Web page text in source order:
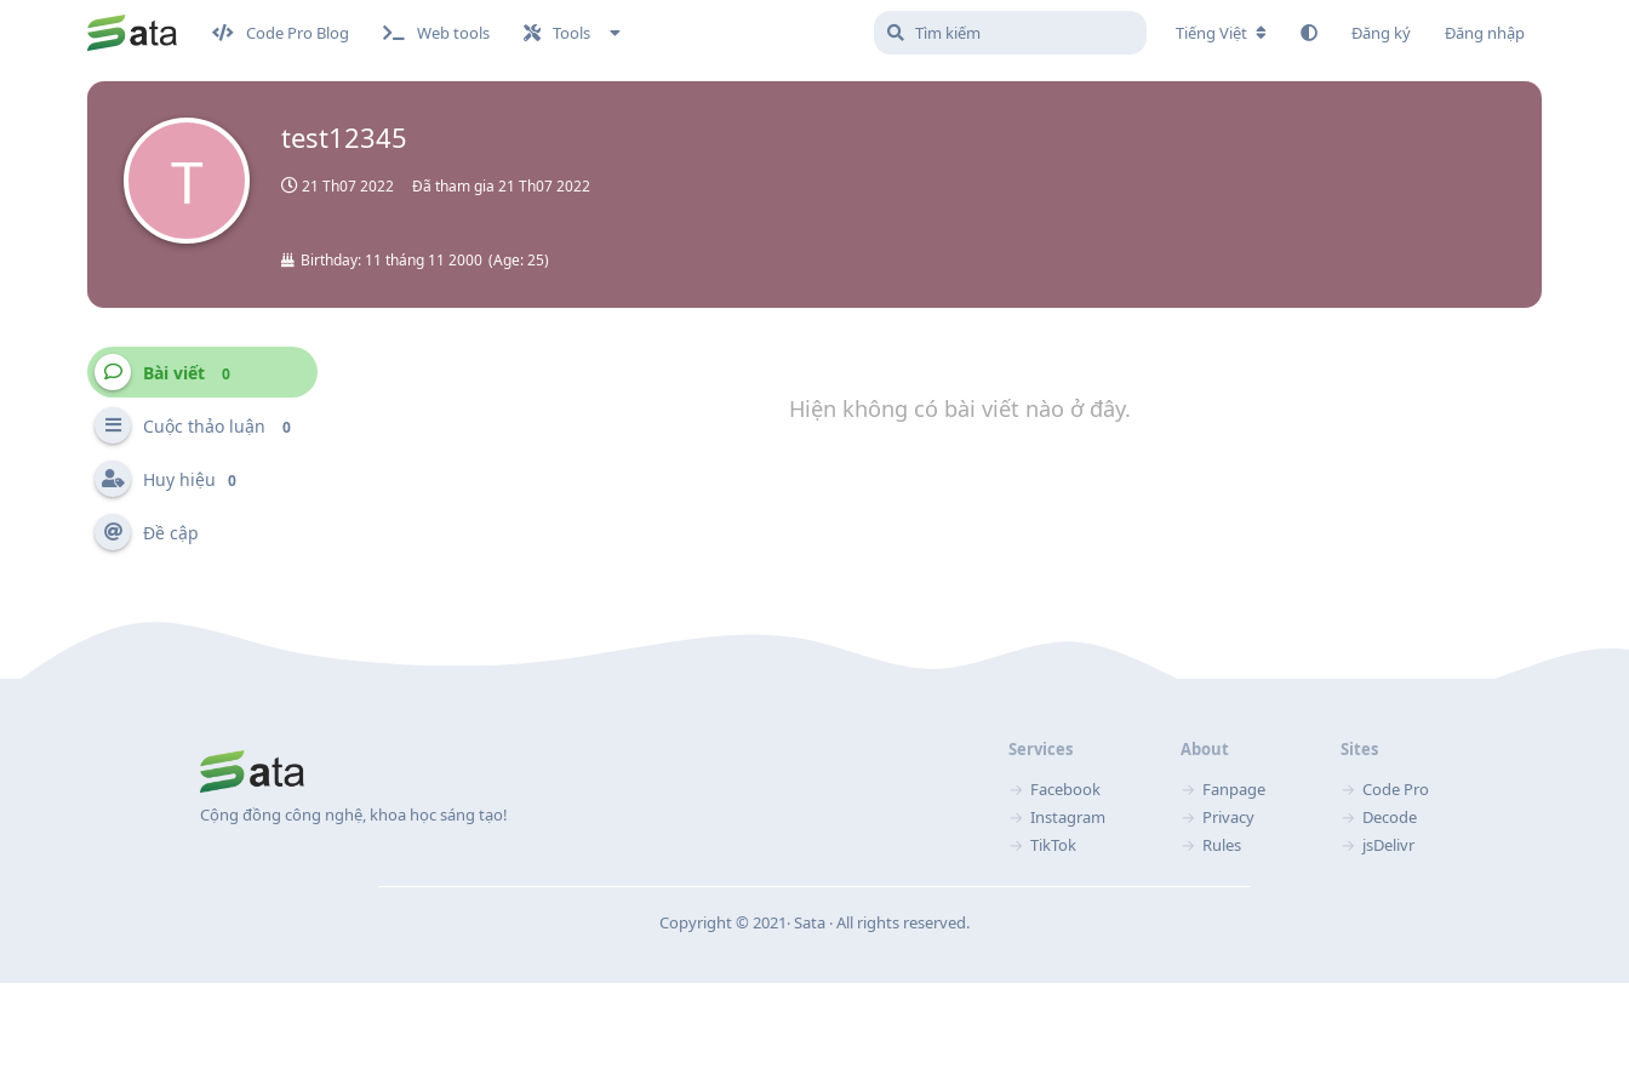
Code Pro Blog Web tools Tools Tiếng Việt Đăng ký Đăng nhập
T
test12345
21 Th07 2022 Đã tham gia 21 Th07 2022
Birthday: 11 tháng 11 2000 (Age:25)
Bài viết 0
Cuộc thảo luận 0
Huy hiệu 0
Đề cập
Hiện không có bài viết nào ở đây.
Cộng đồng công nghệ, khoa học sáng tạo!
Services
Facebook
Instagram
TikTok
About
Fanpage
Privacy
Rules
Sites
Code Pro
Decode
jsDelivr
Copyright © 2021‧ Sata ‧ All rights reserved.